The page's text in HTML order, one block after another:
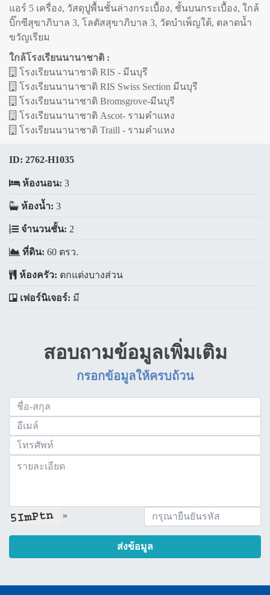
แอร์ 5 เครื่อง, วัสดุปูพื้นชั้นล่างกระเบื้อง, ชั้นบนกระเบื้อง, ใกล้
บิ๊กซีสุขาภิบาล 3, โลตัสสุขาภิบาล 3, วัดบำเพ็ญใต้, ตลาดน้ำ
ขวัญเรียม
ใกล้โรงเรียนนานาชาติ :
โรงเรียนนานาชาติ RIS - มีนบุรี
โรงเรียนนานาชาติ RIS Swiss Section มีนบุรี
โรงเรียนนานาชาติ Bromsgrove-มีนบุรี
โรงเรียนนานาชาติ Ascot- รามคำแหง
โรงเรียนนานาชาติ Traill - รามคำแหง
ID: 2762-H1035
ห้องนอน: 3
ห้องน้ำ: 3
จำนวนชั้น: 2
ที่ดิน: 60 ตรว.
ห้องครัว: ตกแต่งบางส่วน
เฟอร์นิเจอร์: มี
สอบถามข้อมูลเพิ่มเติม
กรอกข้อมูลให้ครบถ้วน
»
ส่งข้อมูล